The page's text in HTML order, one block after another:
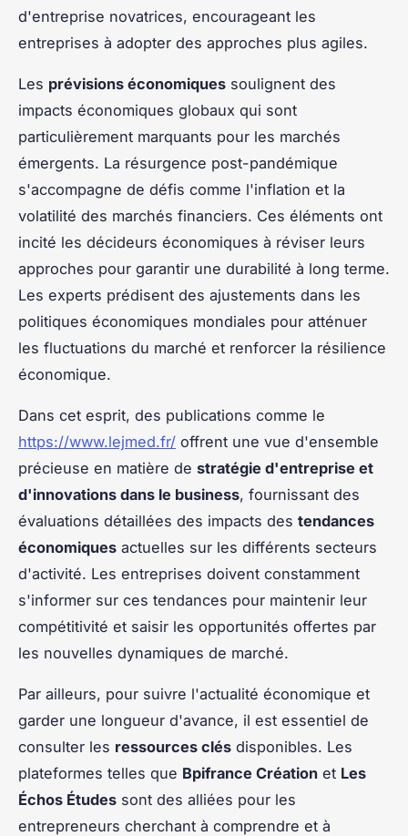
d'entreprise novatrices, encourageant les
entreprises à adopter des approches plus agiles.
Les prévisions économiques soulignent des
impacts économiques globaux qui sont
particulièrement marquants pour les marchés
émergents. La résurgence post-pandémique
s'accompagne de défis comme l'inflation et la
volatilité des marchés financiers. Ces éléments ont
incité les décideurs économiques à réviser leurs
approches pour garantir une durabilité à long terme.
Les experts prédisent des ajustements dans les
politiques économiques mondiales pour atténuer
les fluctuations du marché et renforcer la résilience
économique.
Dans cet esprit, des publications comme le
https://www.lejmed.fr/ offrent une vue d'ensemble
précieuse en matière de stratégie d'entreprise et
d'innovations dans le business, fournissant des
évaluations détaillées des impacts des tendances
économiques actuelles sur les différents secteurs
d'activité. Les entreprises doivent constamment
s'informer sur ces tendances pour maintenir leur
compétitivité et saisir les opportunités offertes par
les nouvelles dynamiques de marché.
Par ailleurs, pour suivre l'actualité économique et
garder une longueur d'avance, il est essentiel de
consulter les ressources clés disponibles. Les
plateformes telles que Bpifrance Création et Les
Échos Études sont des alliées pour les
entrepreneurs cherchant à comprendre et à